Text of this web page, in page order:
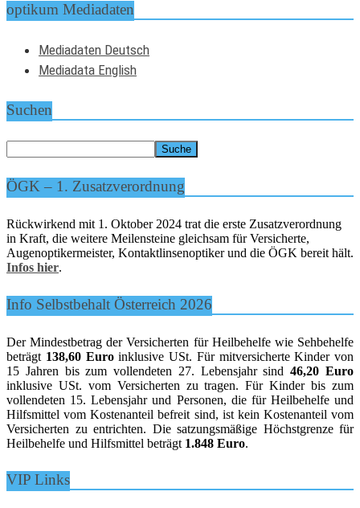
optikum Mediadaten
Mediadaten Deutsch
Mediadata English
Suchen
ÖGK – 1. Zusatzverordnung
Rückwirkend mit 1. Oktober 2024 trat die erste Zusatzverordnung
in Kraft, die weitere Meilensteine gleichsam für Versicherte,
Augenoptikermeister, Kontaktlinsenoptiker und die ÖGK bereit hält.
Infos hier.
Info Selbstbehalt Österreich 2026
Der Mindestbetrag der Versicherten für Heilbehelfe wie Sehbehelfe
beträgt 138,60 Euroinklusive USt. Für mitversicherte Kinder von
15 Jahren bis zum vollendeten 27. Lebensjahr sind46,20 Euro
inklusive USt. vom Versicherten zu tragen. Für Kinder bis zum
vollendeten 15. Lebensjahr und Personen, die für Heilbehelfe und
Hilfsmittel vom Kostenanteil befreit sind, ist kein Kostenanteil vom
Versicherten zu entrichten. Die satzungsmäßige Höchstgrenze für
Heilbehelfe und Hilfsmittel beträgt 1.848 Euro.
VIP Links